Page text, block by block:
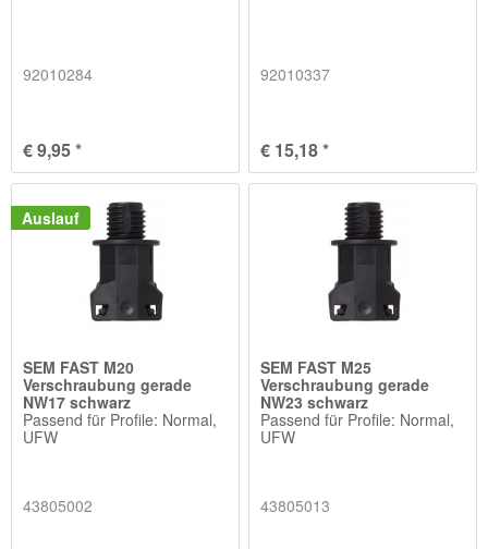
92010284
€ 9,95 *
92010337
€ 15,18 *
Auslauf
SEM FAST M20
Verschraubung gerade
NW17 schwarz
Passend für Profile: Normal,
UFW
43805002
SEM FAST M25
Verschraubung gerade
NW23 schwarz
Passend für Profile: Normal,
UFW
43805013